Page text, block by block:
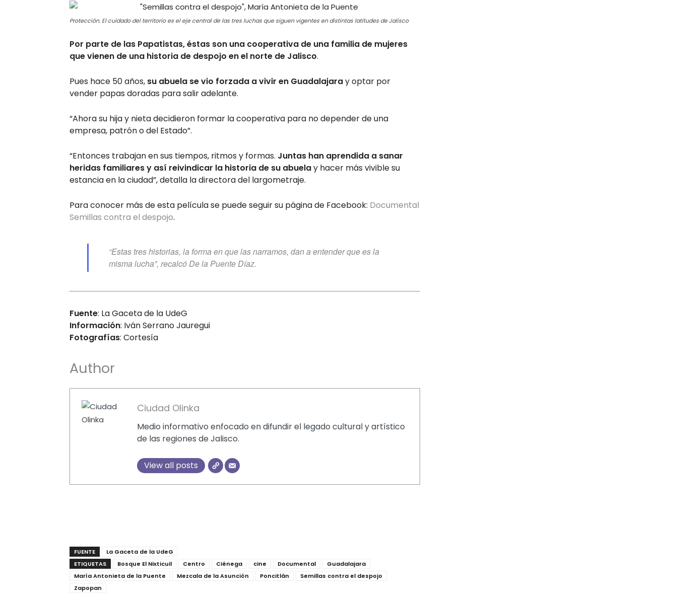
Protección. El cuidado del territorio es el eje central de las tres luchas que siguen vigentes en distintas latitudes de Jalisco
Por parte de las Papatistas, éstas son una cooperativa de una familia de mujeres
que vienen de una historia de despojo en el norte de Jalisco.
Pues hace 50 años, su abuela se vio forzada a vivir en Guadalajaray optar por
vender papas doradas para salir adelante.
“Ahora su hija y nieta decidieron formar la cooperativa para no depender de una
empresa, patrón o del Estado”.
“Entonces trabajan en sus tiempos, ritmos y formas. Juntas han aprendida a sanar
heridas familiares y así reivindicar la historia de su abuelay hacer más vivible su
estancia en la ciudad”, detalla la directora del largometraje.
Para conocer más de esta película se puede seguir su página de Facebook: Documental
Semillas contra el despojo.
“Estas tres historias, la forma en que las narramos, dan a entender que es la
misma lucha”, recalcó De la Puente Díaz.
Fuente: La Gaceta de la UdeG
Información: Iván Serrano Jauregui
Fotografías: Cortesía
Author
Ciudad Olinka
Medio informativo enfocado en difundir el legado cultural y artístico
de las regiones de Jalisco.
View all posts
FUENTE
La Gaceta de la UdeG
ETIQUETAS
Bosque El Nixticuil Centro Ciénega cine Documental
Guadalajara
María Antonieta de la Puente
Mezcala de la Asunción Poncitlán
Semillas contra el despojo
Zapopan